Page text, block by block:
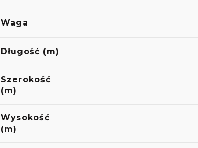
Waga
Długość (m)
Szerokość
(m)
Wysokość
(m)